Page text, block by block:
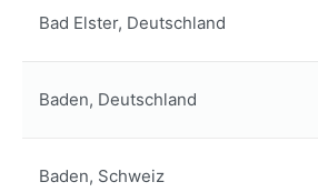
Bad Elster, Deutschland
Baden, Deutschland
Baden, Schweiz